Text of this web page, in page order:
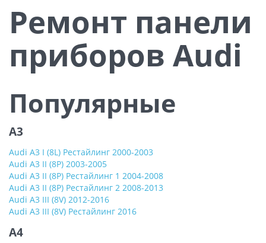
Ремонт панели
приборов Audi
Популярные
A3
Audi A3 I (8L) Рестайлинг 2000-2003
Audi A3 II (8P) 2003-2005
Audi A3 II (8P) Рестайлинг 1 2004-2008
Audi A3 II (8P) Рестайлинг 2 2008-2013
Audi A3 III (8V) 2012-2016
Audi A3 III (8V) Рестайлинг 2016
A4